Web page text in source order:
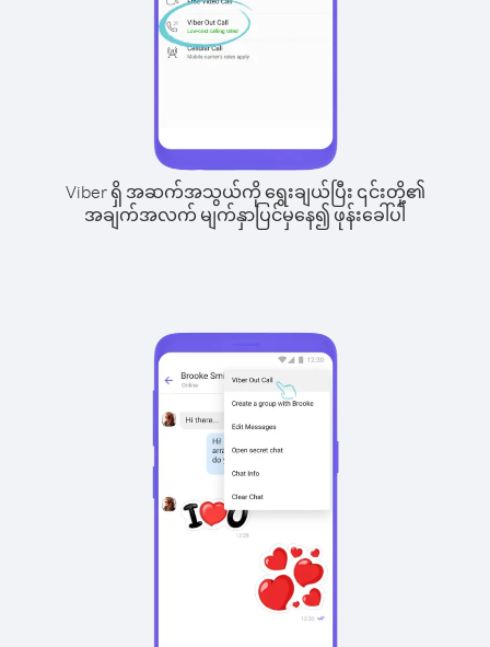
Viber ရှိ အဆက်အသွယ်ကို ရွေးချယ်ပြီး ၎င်းတို့၏
အချက်အလက် မျက်နှာပြင်မှနေ၍ ဖုန်းခေါ်ပါ